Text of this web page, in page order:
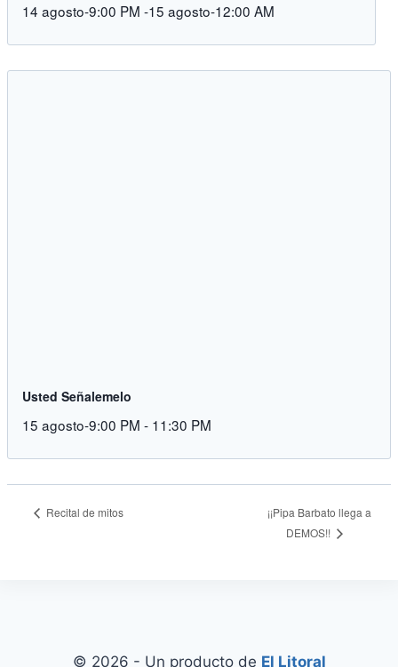
14 agosto-9:00 PM -15 agosto-12:00 AM
Usted Señalemelo
15 agosto-9:00 PM - 11:30 PM
Recital de mitos
¡¡Pipa Barbato llega a
DEMOS!!
© 2026 - Un producto de El Litoral